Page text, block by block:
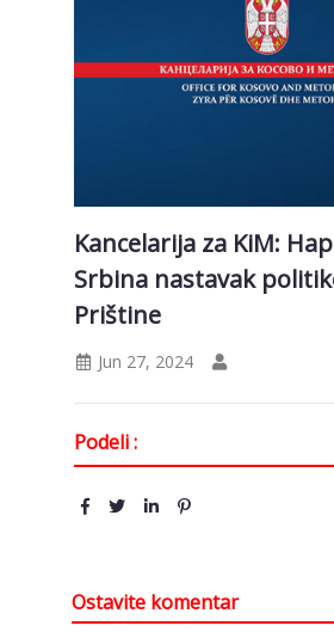
Kancelarija za KiM:
Srbina nastavak
Prištine
Jun 27, 2024
Podeli :
Ostavite komentar